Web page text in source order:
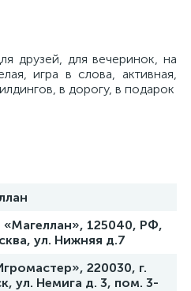
друзей, для вечеринок, на
игра в слова, активная,
в дорогу, в подарок
125040, РФ,
ул. Нижняя д.7
220030, г.
ул. Немига д. 3, пом. 3-